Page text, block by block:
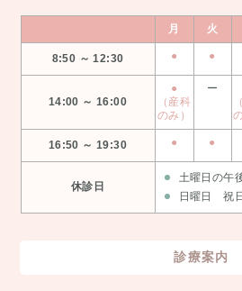
月 火
8:50 ～ 12:30 ● ●
14:00 ～ 16:00
●
（産科
のみ）
ー
16:50 ～ 19:30 ● ●
休診日
土曜日の午
日曜日 祝日
診療案内